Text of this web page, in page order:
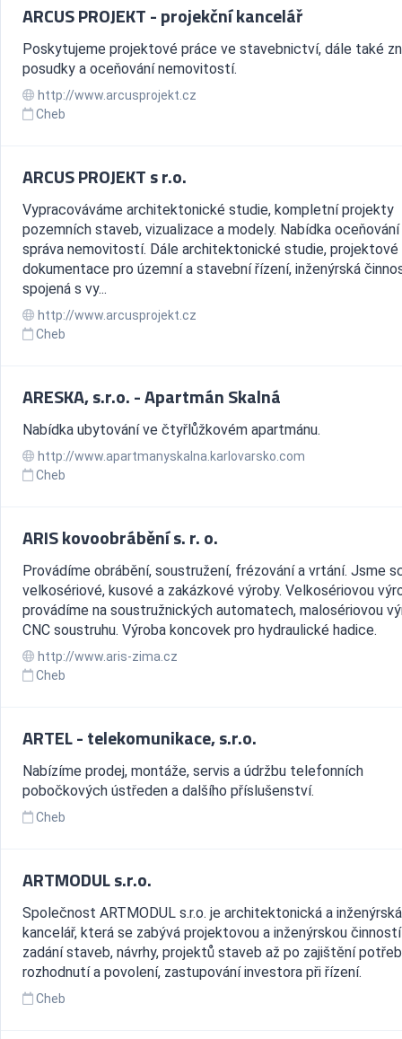
ARCUS PROJEKT - projekční kancelář
Poskytujeme projektové práce ve stavebnictví, dále také
posudky a oceňování nemovitostí.
http://www.arcusprojekt.cz
Cheb
ARCUS PROJEKT s r.o.
Vypracováváme architektonické studie, kompletní projekty
pozemních staveb, vizualizace a modely. Nabídka oceňování
správa nemovitostí. Dále architektonické studie, projektové
dokumentace pro územní a stavební řízení, inženýrská
spojená s vy...
http://www.arcusprojekt.cz
Cheb
ARESKA, s.r.o. - Apartmán Skalná
Nabídka ubytování ve čtyřlůžkovém apartmánu.
http://www.apartmanyskalna.karlovarsko.com
Cheb
ARIS kovoobrábění s. r. o.
Provádíme obrábění, soustružení, frézování a vrtání. Jsme
velkosériové, kusové a zakázkové výroby. Velkosériovou
provádíme na soustružnických automatech, malosériovou
CNC soustruhu. Výroba koncovek pro hydraulické hadice.
http://www.aris-zima.cz
Cheb
ARTEL - telekomunikace, s.r.o.
Nabízíme prodej, montáže, servis a údržbu telefonních
pobočkových ústředen a dalšího příslušenství.
Cheb
ARTMODUL s.r.o.
Společnost ARTMODUL s.r.o. je architektonická a inženýrská
kancelář, která se zabývá projektovou a inženýrskou
zadání staveb, návrhy, projektů staveb až po zajištění
rozhodnutí a povolení, zastupování investora při řízení.
Cheb